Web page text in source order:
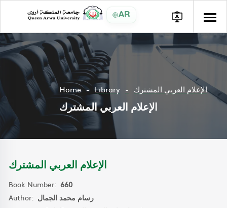
AR
Home Library الإعلام العربي المشترك
الإعلام العربي المشترك
الإعلام العربي المشترك
Book Number: 660
Author: رسام محمد الجمال